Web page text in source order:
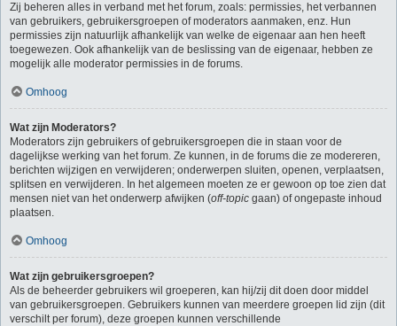
Zij beheren alles in verband met het forum, zoals: permissies, het verbannen
van gebruikers, gebruikersgroepen of moderators aanmaken, enz. Hun
permissies zijn natuurlijk afhankelijk van welke de eigenaar aan hen heeft
toegewezen. Ook afhankelijk van de beslissing van de eigenaar, hebben ze
mogelijk alle moderator permissies in de forums.
Omhoog
Wat zijn Moderators?
Moderators zijn gebruikers of gebruikersgroepen die in staan voor de
dagelijkse werking van het forum. Ze kunnen, in de forums die ze modereren,
berichten wijzigen en verwijderen; onderwerpen sluiten, openen, verplaatsen,
splitsen en verwijderen. In het algemeen moeten ze er gewoon op toe zien dat
mensen niet van het onderwerp afwijken (off-topic gaan) of ongepaste inhoud
plaatsen.
Omhoog
Wat zijn gebruikersgroepen?
Als de beheerder gebruikers wil groeperen, kan hij/zij dit doen door middel
van gebruikersgroepen. Gebruikers kunnen van meerdere groepen lid zijn (dit
verschilt per forum), deze groepen kunnen verschillende